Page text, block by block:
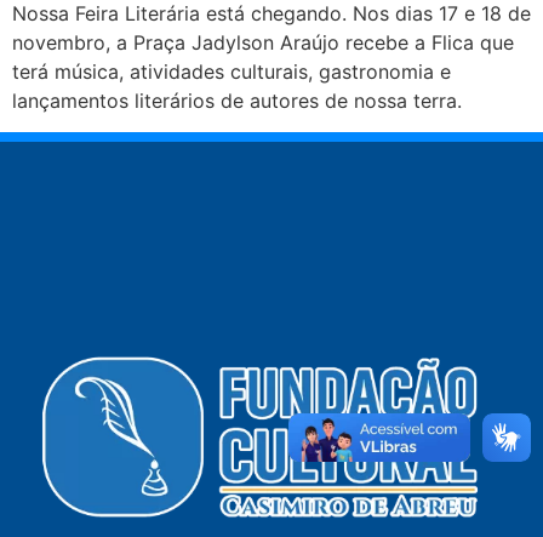
Nossa Feira Literária está chegando. Nos dias 17 e 18 de
novembro, a Praça Jadylson Araújo recebe a Flica que
terá música, atividades culturais, gastronomia e
lançamentos literários de autores de nossa terra.